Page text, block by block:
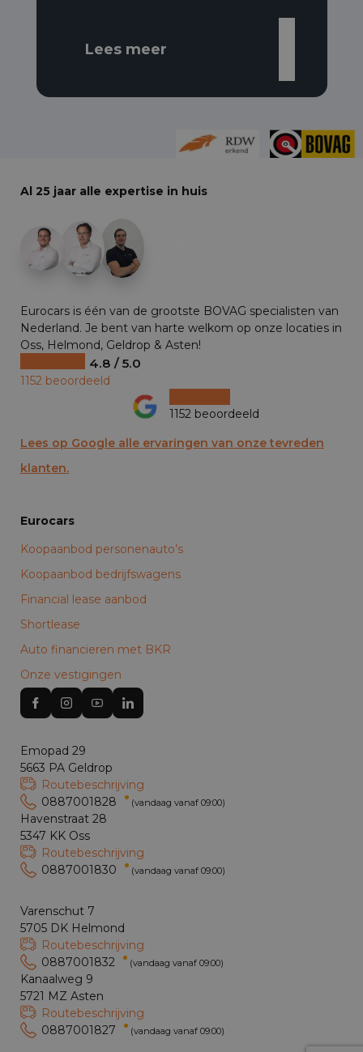
Lees meer
Al 25 jaar alle expertise in huis
Eurocars is één van de grootste BOVAG specialisten van
Nederland. Je bent van harte welkom op onze locaties in
Oss, Helmond, Geldrop & Asten!
4.8 / 5.0
1152 beoordeeld
1152 beoordeeld
Lees op Google alle ervaringen van onze tevreden
klanten.
Eurocars
Koopaanbod personenauto’s
Koopaanbod bedrijfswagens
Financial lease aanbod
Shortlease
Auto financieren met BKR
Onze vestigingen
Emopad 29
5663 PA Geldrop
Routebeschrijving
0887001828
(vandaag vanaf 09:00)
Havenstraat 28
5347 KK Oss
Routebeschrijving
0887001830
(vandaag vanaf 09:00)
Varenschut 7
5705 DK Helmond
Routebeschrijving
0887001832
(vandaag vanaf 09:00)
Kanaalweg 9
5721 MZ Asten
Routebeschrijving
0887001827
(vandaag vanaf 09:00)